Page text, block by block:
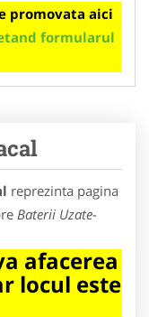
promovata aici
formularul
reprezinta pagina
Baterii Uzate-
afacerea
locul este